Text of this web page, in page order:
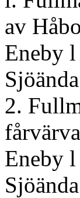
av Håbo
Eneby
2.
Eneby